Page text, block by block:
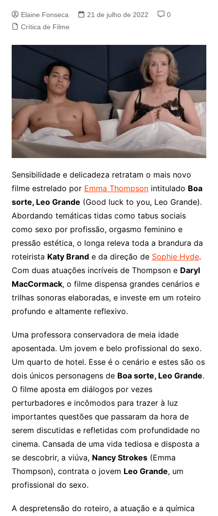
Elaine Fonseca 21 de julho de 2022
0
Crítica de Filme
Sensibilidade e delicadeza retratam o mais novo
filme estrelado por Emma Thompsonintitulado Boa
sorte, Leo Grande (Good luck to you, Leo Grande).
Abordando temáticas tidas como tabus sociais
como sexo por profissão, orgasmo feminino e
pressão estética, o longa releva toda a brandura da
roteirista Katy Brande da direção de Sophie Hyde.
Com duas atuações incríveis de Thompson e Daryl
MacCormack, o filme dispensa grandes cenários e
trilhas sonoras elaboradas, e investe em um roteiro
profundo e altamente reflexivo.
Uma professora conservadora de meia idade
aposentada. Um jovem e belo profissional do sexo.
Um quarto de hotel. Esse é o cenário e estes são os
dois únicos personagens de Boa sorte, Leo Grande.
O filme aposta em diálogos por vezes
perturbadores e incômodos para trazer à luz
importantes questões que passaram da hora de
serem discutidas e refletidas com profundidade no
cinema. Cansada de uma vida tediosa e disposta a
se descobrir, a viúva, Nancy Strokes(Emma
Thompson), contrata o jovem Leo Grande, um
profissional do sexo.
A despretensão do roteiro, a atuação e a química